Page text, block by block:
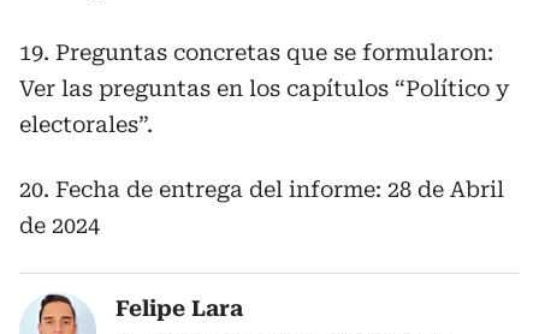
19. Preguntas concretas que se formularon:
Ver las preguntas en los capítulos “Político y
electorales”.
20. Fecha de entrega del informe: 28 de Abril
de 2024
Felipe Lara